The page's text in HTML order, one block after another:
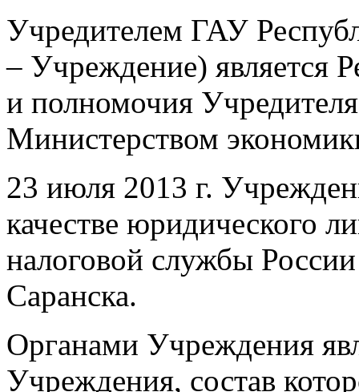
Учредителем ГАУ
– Учреждение) является
и полномочия
Министерством
23 июля 2013 г.
качестве юридического
налоговой службы
Саранска.
Органами Учреждения
Учреждения, состав